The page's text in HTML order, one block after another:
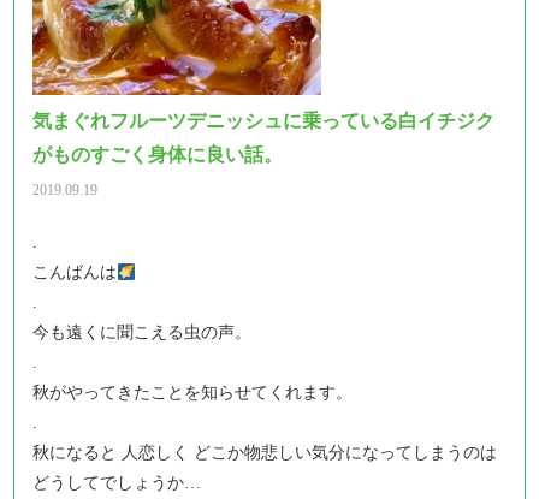
気まぐれフルーツデニッシュに乗っている白イチジク
がものすごく身体に良い話。
2019.09.19
.
こんばんは
.
今も遠くに聞こえる虫の声。
.
秋がやってきたことを知らせてくれます。
.
秋になると 人恋しく どこか物悲しい気分になってしまうのは
どうしてでしょうか…